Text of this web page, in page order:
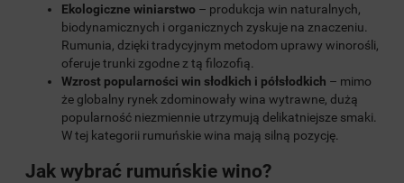
Ekologiczne winiarstwo – produkcja win naturalnych,
biodynamicznych i organicznych zyskuje na znaczeniu.
Rumunia, dzięki tradycyjnym metodom uprawy winorośli,
oferuje trunki zgodne z tą filozofią.
Wzrost popularności win słodkich i półsłodkich – mimo
że globalny rynek zdominowały wina wytrawne, dużą
popularność niezmiennie utrzymują delikatniejsze smaki.
W tej kategorii rumuńskie wina mają silną pozycję.
Jak wybrać rumuńskie wino?